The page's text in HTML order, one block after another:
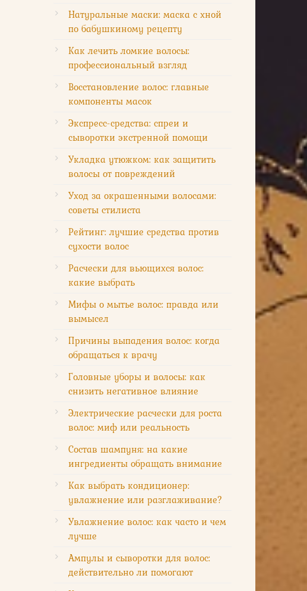
Натуральные маски: маска с хной
по бабушкиному рецепту
Как лечить ломкие волосы:
профессиональный взгляд
Восстановление волос: главные
компоненты масок
Экспресс-средства: спреи и
сыворотки экстренной помощи
Укладка утюжком: как защитить
волосы от повреждений
Уход за окрашенными волосами:
советы стилиста
Рейтинг: лучшие средства против
сухости волос
Расчески для вьющихся волос:
какие выбрать
Мифы о мытье волос: правда или
вымысел
Причины выпадения волос: когда
обращаться к врачу
Головные уборы и волосы: как
снизить негативное влияние
Электрические расчески для роста
волос: миф или реальность
Состав шампуня: на какие
ингредиенты обращать внимание
Как выбрать кондиционер:
увлажнение или разглаживание?
Увлажнение волос: как часто и чем
лучше
Ампулы и сыворотки для волос:
действительно ли помогают